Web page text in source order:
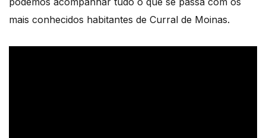
mais conhecidos habitantes de Curral de Moinas.